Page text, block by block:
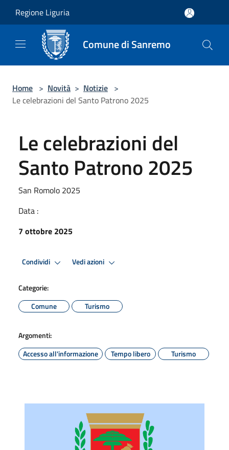
Regione Liguria
Comune di Sanremo
Home > Novità > Notizie >
Le celebrazioni del Santo Patrono 2025
Le celebrazioni del
Santo Patrono 2025
San Romolo 2025
Data :
7 ottobre 2025
Condividi Vedi azioni
Categorie:
Comune
Turismo
Argomenti:
Accesso all'informazione
Tempo libero Turismo